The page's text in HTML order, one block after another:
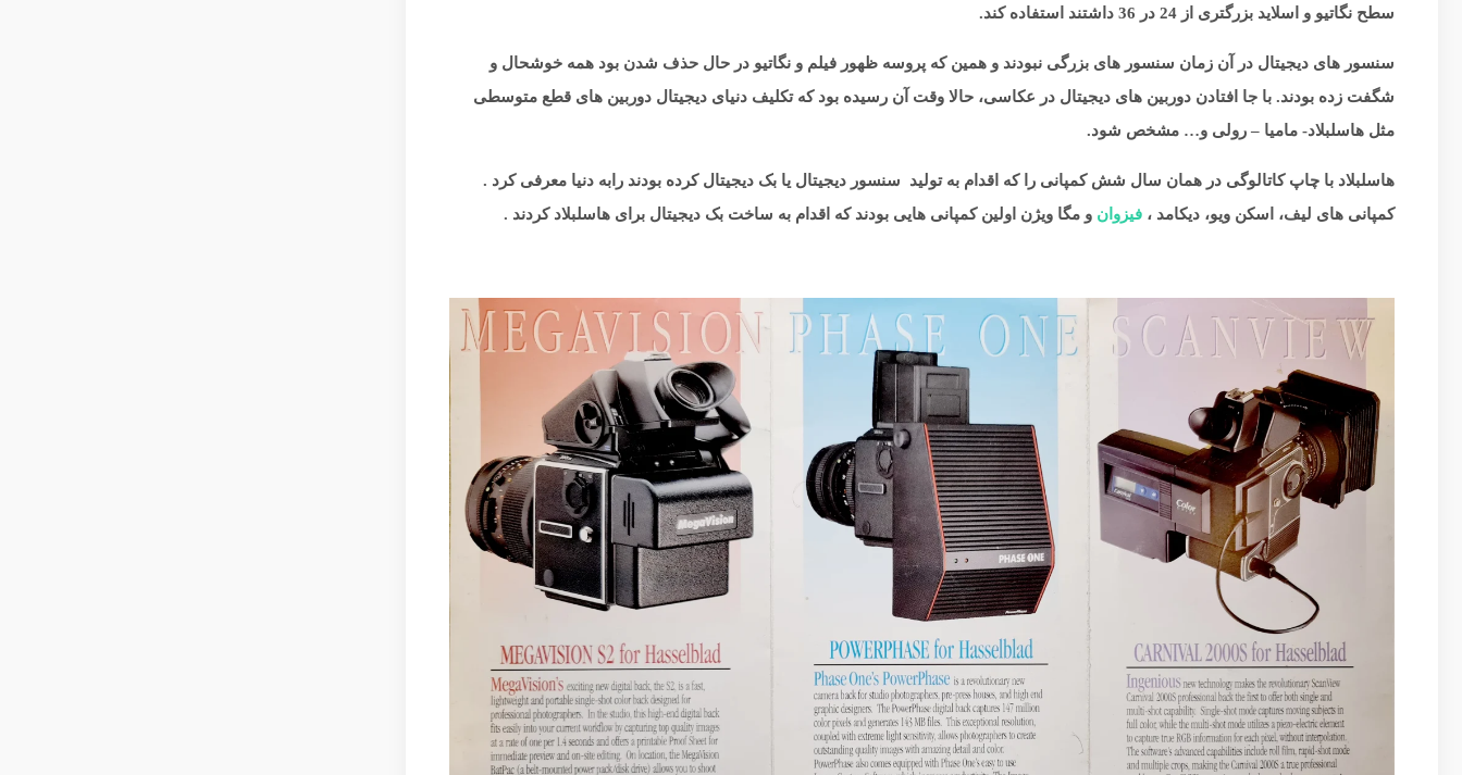
سطح نگاتیو و اسلاید بزرگتری از 24 در 36 داشتند استفاده کند.
سنسور های دیجیتال در آن زمان سنسور های بزرگی نبودند و همین که پروسه ظهور فیلم و نگاتیو در حال حذف شدن بود همه خوشحال و
شگفت زده بودند. با جا افتادن دوربین های دیجیتال در عکاسی، حالا وقت آن رسیده بود که تکلیف دنیای دیجیتال دوربین های قطع متوسطی
مثل هاسلبلاد- مامیا – رولی و… مشخص شود.
هاسلبلاد با چاپ کاتالوگی در همان سال شش کمپانی را که اقدام به تولید سنسور دیجیتال یا بک دیجیتال کرده بودند رابه دنیا معرفی کرد .
کمپانی های لیف، اسکن ویو، دیکامد ، فیزوان و مگا ویژن اولین کمپانی هایی بودند که اقدام به ساخت بک دیجیتال برای هاسلبلاد کردند .